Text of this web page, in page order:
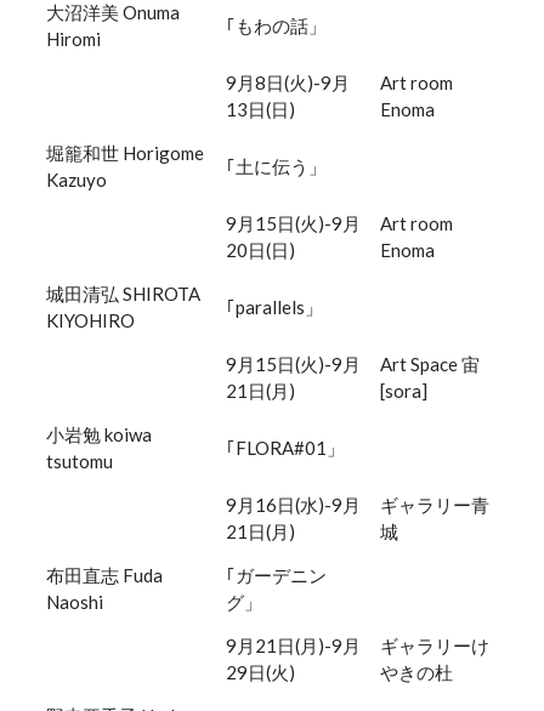
大沼洋美 Onuma
Hiromi
｢もわの話」
9月8日(火)-9月
13日(日)
Art room
Enoma
堀籠和世 Horigome
Kazuyo
｢土に伝う」
9月15日(火)-9月
20日(日)
Art room
Enoma
城田清弘 SHIROTA
KIYOHIRO
｢parallels」
9月15日(火)-9月
21日(月)
Art Space 宙
[sora]
小岩勉 koiwa
tsutomu
｢FLORA#01」
9月16日(水)-9月
21日(月)
ギャラリー青
城
布田直志 Fuda
Naoshi
｢ガーデニン
グ」
9月21日(月)-9月
29日(火)
ギャラリーけ
やきの杜